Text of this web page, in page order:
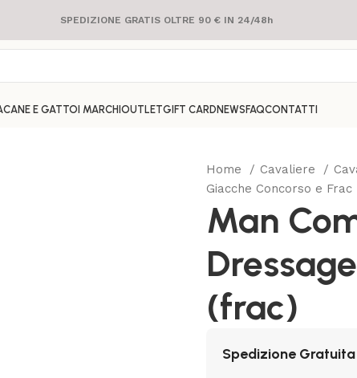
SPEDIZIONE GRATIS OLTRE 90 € IN 24/48h
CANE E GATTO I MARCHI OUTLETGIFT CARD NEWS FAQCONTATTI
Home Cavaliere
Giacche Concorso e Frac
Man
(frac)
Spedizione